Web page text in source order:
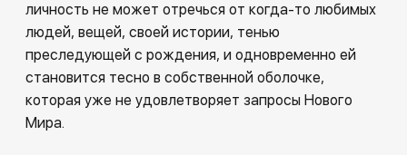
личность не может отречься от когда-то любимых
людей, вещей, своей истории, тенью
преследующей с рождения, и одновременно ей
становится тесно в собственной оболочке,
которая уже не удовлетворяет запросы Нового
Мира.